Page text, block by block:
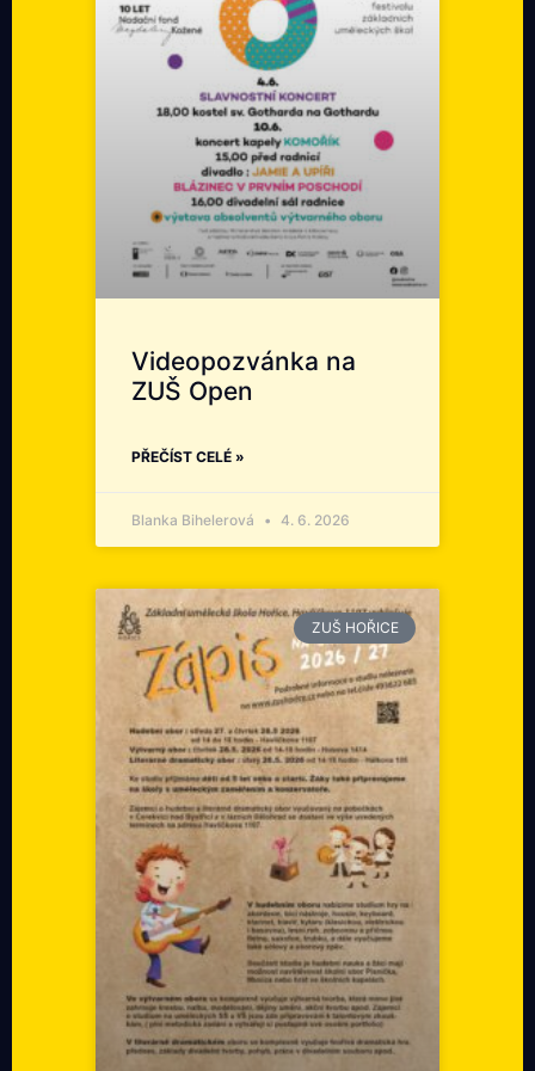
Videopozvánka na
ZUŠ Open
PŘEČÍST CELÉ »
Blanka Bihelerová 4. 6. 2026
ZUŠ HOŘICE